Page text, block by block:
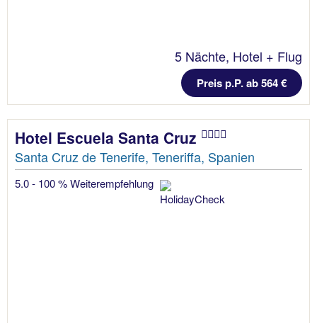
5 Nächte, Hotel + Flug
Preis p.P. ab 564 €
Hotel Escuela Santa Cruz
Santa Cruz de Tenerife, Teneriffa, Spanien
5.0 - 100 % Weiterempfehlung